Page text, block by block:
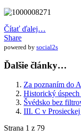
Čítať ďalej…
Share
powered by social2s
Ďalšie články…
Za poznaním do
Historický
Švédsko bez
III. C v
Strana 1 z 79